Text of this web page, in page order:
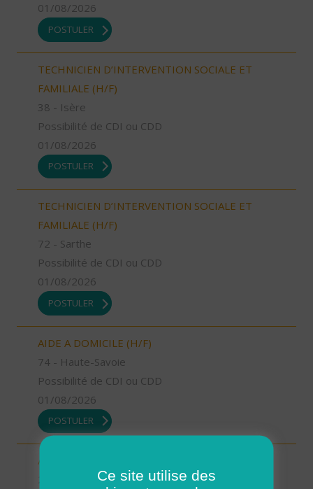
01/08/2026
POSTULER
TECHNICIEN D’INTERVENTION SOCIALE ET
FAMILIALE (H/F)
38 - Isère
Possibilité de CDI ou CDD
01/08/2026
POSTULER
TECHNICIEN D’INTERVENTION SOCIALE ET
FAMILIALE (H/F)
72 - Sarthe
Possibilité de CDI ou CDD
01/08/2026
POSTULER
AIDE A DOMICILE (H/F)
74 - Haute-Savoie
Possibilité de CDI ou CDD
01/08/2026
POSTULER
AIDE A DOMICILE (H/F)
2A - Corse-du-SudCe site utilise des